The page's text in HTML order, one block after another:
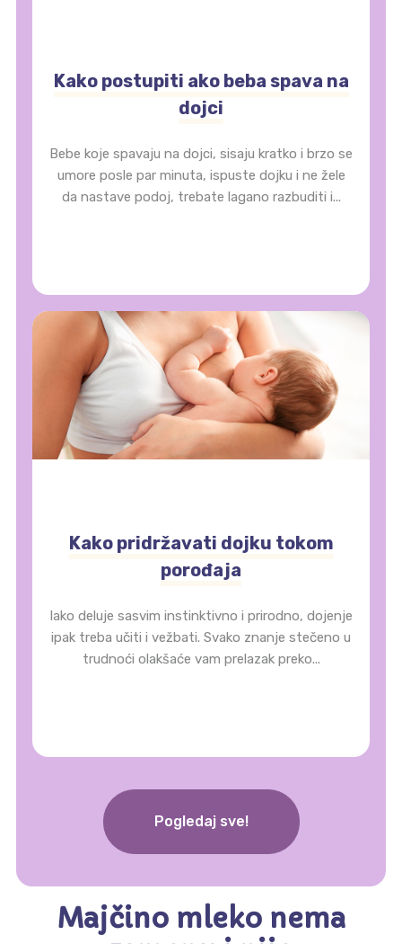
Kako postupiti ako beba spava na
dojci
Bebe koje spavaju na dojci, sisaju kratko i brzo se
umore posle par minuta, ispuste dojku i ne žele
da nastave podoj, trebate lagano razbuditi i...
Kako pridržavati dojku tokom
porođaja
Iako deluje sasvim instinktivno i prirodno, dojenje
ipak treba učiti i vežbati. Svako znanje stečeno u
trudnoći olakšaće vam prelazak preko...
Pogledaj sve!
Majčino mleko nema